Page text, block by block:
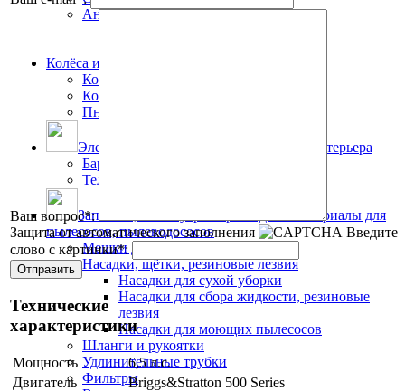
Антисептики и средства защиты
Колёса и колёсные опоры
Колёса для уборочных машин
Колёса для тележек
Пневматические колеса
Элементы офисного и гостиничного интерьера
Барьерные стойки и тензаторы
Тележки для гостиничного багажа
Запчасти, аксессуары и расходные материалы для
пылесосов, пылеводососов
Мешки для пылесосов
Насадки, щётки, резиновые лезвия
Насадки для сухой уборки
Насадки для сбора жидкости, резиновые
лезвия
Насадки для моющих пылесосов
Шланги и рукоятки
Удлинительные трубки
Фильтры
Ваш вопрос*:
Защита от автоматического заполнения
Введите
слово с картинки*:
Технические
характеристики
Мощность
6,5 л.с.
Двигатель
Briggs&Stratton 500 Series